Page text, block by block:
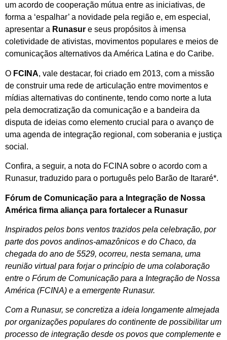
um acordo de cooperação mútua entre as iniciativas, de
forma a ‘espalhar’ a novidade pela região e, em especial,
apresentar a Runasur e seus propósitos à imensa
coletividade de ativistas, movimentos populares e meios de
comunicaçãos alternativos da América Latina e do Caribe.
O FCINA, vale destacar, foi criado em 2013, com a missão
de construir uma rede de articulação entre movimentos e
mídias alternativas do continente, tendo como norte a luta
pela democratização da comunicação e a bandeira da
disputa de ideias como elemento crucial para o avanço de
uma agenda de integração regional, com soberania e justiça
social.
Confira, a seguir, a nota do FCINA sobre o acordo com a
Runasur, traduzido para o português pelo Barão de Itararé*.
Fórum de Comunicação para a Integração de Nossa
América firma aliança para fortalecer a Runasur
Inspirados pelos bons ventos trazidos pela celebração, por
parte dos povos andinos-amazônicos e do Chaco, da
chegada do ano de 5529, ocorreu, nesta semana, uma
reunião virtual para forjar o princípio de uma colaboração
entre o Fórum de Comunicação para a Integração de Nossa
América (FCINA) e a emergente Runasur.
Com a Runasur, se concretiza a ideia longamente almejada
por organizações populares do continente de possibilitar um
processo de integração desde os povos que complemente e